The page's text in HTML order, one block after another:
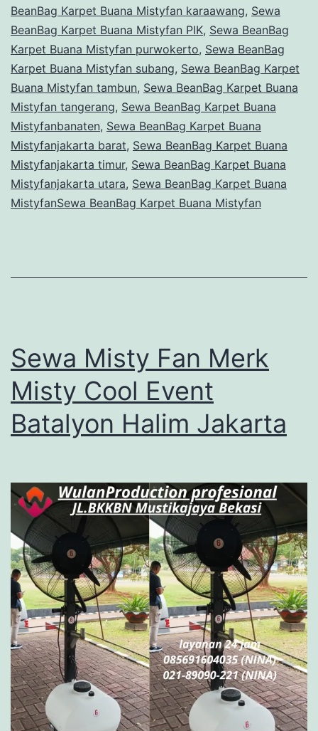
BeanBag Karpet Buana Mistyfan karaawang, Sewa
BeanBag Karpet Buana Mistyfan PIK, Sewa BeanBag
Karpet Buana Mistyfan purwokerto, Sewa BeanBag
Karpet Buana Mistyfan subang, Sewa BeanBag Karpet
Buana Mistyfan tambun, Sewa BeanBag Karpet Buana
Mistyfan tangerang, Sewa BeanBag Karpet Buana
Mistyfanbanaten, Sewa BeanBag Karpet Buana
Mistyfanjakarta barat, Sewa BeanBag Karpet Buana
Mistyfanjakarta timur, Sewa BeanBag Karpet Buana
Mistyfanjakarta utara, Sewa BeanBag Karpet Buana
MistyfanSewa BeanBag Karpet Buana Mistyfan
Sewa Misty Fan Merk
Misty Cool Event
Batalyon Halim Jakarta